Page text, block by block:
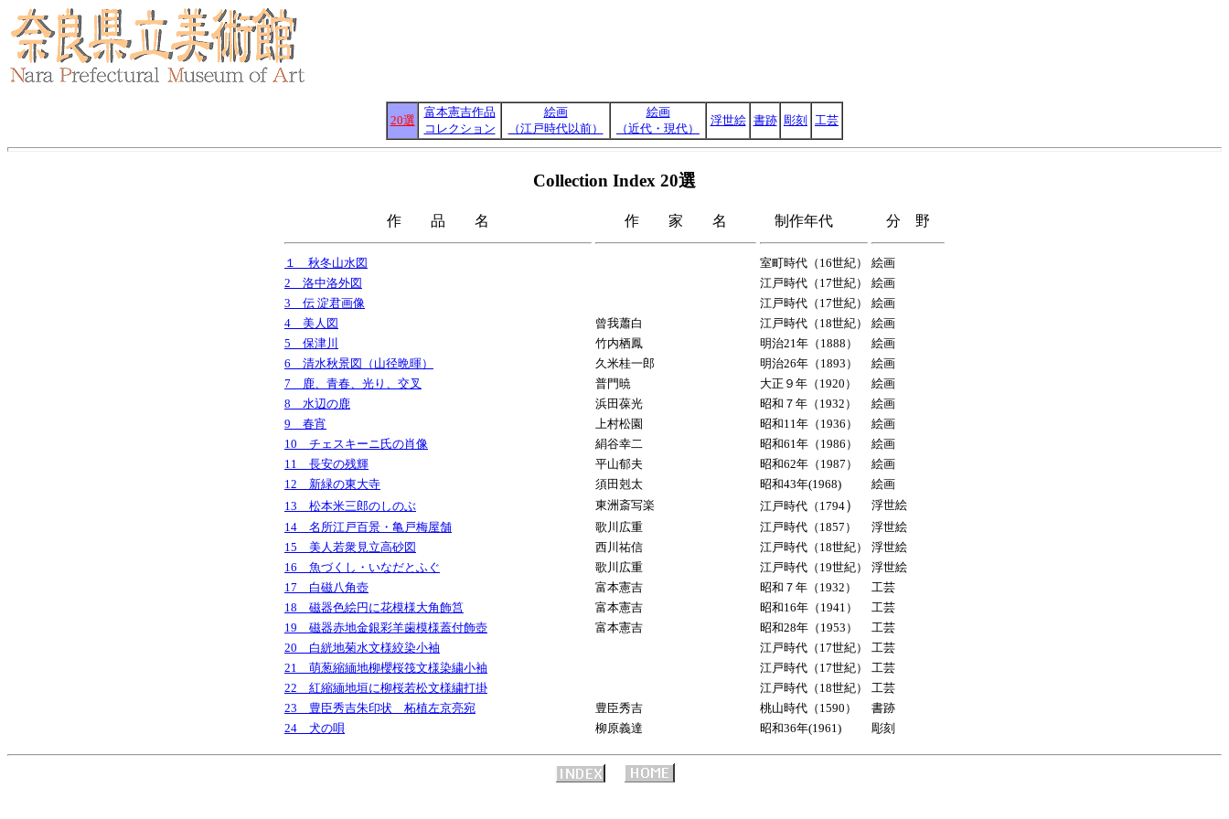
20選
富本憲吉作品
コレクション
絵画
（江戸時代以前）
絵画
（近代・現代）
浮世絵 書跡 彫刻 工芸
Collection Index 20選
作 品 名 作 家 名 制作年代 分 野
１ 秋冬山水図 室町時代（16世紀）
絵画
2 洛中洛外図
江戸時代（17世紀）
絵画
3 伝 淀君画像
江戸時代（17世紀）
絵画
4 美人図
曾我蕭白 江戸時代（18世紀）
絵画
5 保津川
竹内栖鳳 明治21年（1888）
絵画
6 清水秋景図（山径晩暉）
久米桂一郎 明治26年（1893）
絵画
7 鹿、青春、光り、交叉
普門暁 大正９年（1920）
絵画
8 水辺の鹿
浜田葆光 昭和７年（1932）
絵画
9 春宵
上村松園 昭和11年（1936）
絵画
10 チェスキーニ氏の肖像
絹谷幸二 昭和61年（1986）
絵画
11 長安の残輝
平山郁夫 昭和62年（1987）
絵画
12 新緑の東大寺
須田剋太 昭和43年(1968)
絵画
13 松本米三郎のしのぶ
東洲斎写楽 江戸時代（1794）
浮世絵
14 名所江戸百景・亀戸梅屋舗
歌川広重 江戸時代（1857）
浮世絵
15 美人若衆見立高砂図
西川祐信 江戸時代（18世紀）
浮世絵
16 魚づくし・いなだとふぐ
歌川広重 江戸時代（19世紀）
浮世絵
17 白磁八角壺
富本憲吉 昭和７年（1932）
工芸
18 磁器色絵円に花模様大角飾筥
富本憲吉 昭和16年（1941）
工芸
19 磁器赤地金銀彩羊歯模様蓋付飾壺
富本憲吉 昭和28年（1953）
工芸
20 白絖地菊水文様絞染小袖
江戸時代（17世紀）
工芸
21 萌葱縮緬地柳櫻桜筏文様染繍小袖
江戸時代（17世紀）
工芸
22 紅縮緬地垣に柳桜若松文様繍打掛
江戸時代（18世紀）
工芸
23 豊臣秀吉朱印状 柘植左京亮宛
豊臣秀吉 桃山時代（1590）
書跡
24 犬の唄
柳原義達 昭和36年(1961) 彫刻